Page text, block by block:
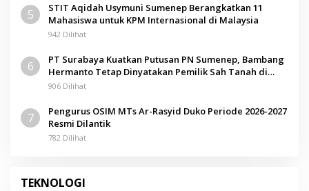
5
STIT Aqidah Usymuni Sumenep Berangkatkan 11
Mahasiswa untuk KPM Internasional di Malaysia
942 Dilihat
6
PT Surabaya Kuatkan Putusan PN Sumenep, Bambang
Hermanto Tetap Dinyatakan Pemilik Sah Tanah di
Pamolokan
906 Dilihat
7
Pengurus OSIM MTs Ar-Rasyid Duko Periode 2026-2027
Resmi Dilantik
782 Dilihat
TEKNOLOGI